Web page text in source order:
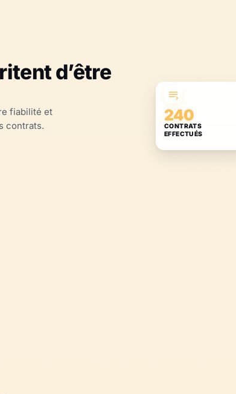
d’être
fiabilité et
contrats.
240
CONTRATS
EFFECTUÉS